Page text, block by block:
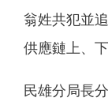
翁姓共犯並
供應鏈上、下
民雄分局長